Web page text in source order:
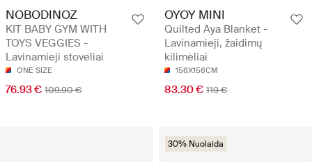
NOBODINOZ
KIT BABY GYM WITH
TOYS VEGGIES -
Lavinamieji stoveliai
ONE SIZE
76.93 € 109.90 €
OYOY MINI
Quilted Aya Blanket -
Lavinamieji, žaidimų
kilimėliai
156X156CM
83.30 € 119 €
30% Nuolaida